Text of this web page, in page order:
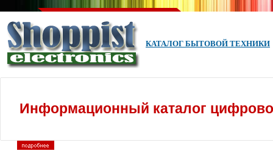
КАТАЛОГ БЫТОВОЙ ТЕХНИКИ
Информационный каталог